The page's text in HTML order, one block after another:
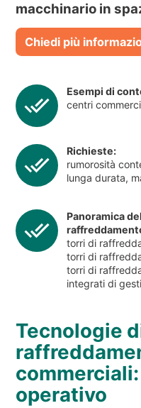
macchinario in
Chiedi più
Esempi di
centri
Richieste:
rumorosità
lunga durata,
Panoramica
torri di
torri di
torri di
integrati di
Tecnologie
operativo